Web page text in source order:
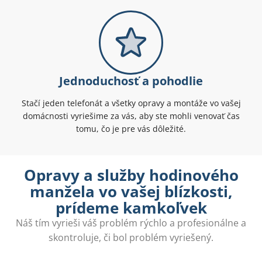
Jednoduchosť a pohodlie
Stačí jeden telefonát a všetky opravy a montáže vo vašej
domácnosti vyriešime za vás, aby ste mohli venovať čas
tomu, čo je pre vás dôležité.
Opravy a služby hodinového
manžela vo vašej blízkosti,
prídeme kamkoľvek
Náš tím vyrieši váš problém rýchlo a profesionálne a
skontroluje, či bol problém vyriešený.